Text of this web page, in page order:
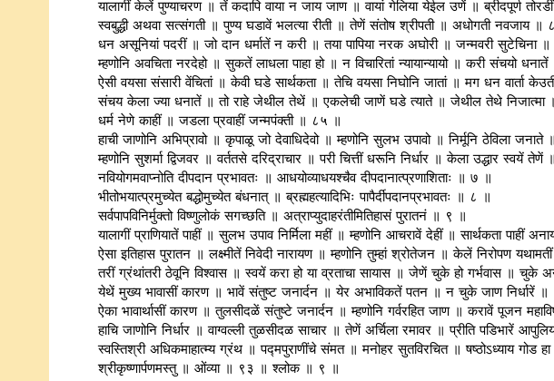
यालागीं केलें पुण्याचरण ॥ तें कदापि वाया न जाय जाण ॥ वायां गेलिया येईल उणें ॥ ब्रीदपूर्ण
स्वबुद्धी अथवा सत्संगती ॥ पुण्य घडावें भलत्या रीती ॥ तेणें संतोष श्रीपती ॥ अधोगती नवजाय ॥
धन असूनियां पदरीं ॥ जो दान धर्मातें न करी ॥ तया पापिया नरक अघोरी ॥ जन्मवरी सुटेचिना
म्हणोनि अवचिता नरदेहो ॥ सुकतें लाधला पाहा हो ॥ न विचारितां न्यायान्यायो ॥ करी संचयो
ऐसी वयसा संसारी वेंचितां ॥ केवी घडे सार्थकता ॥ तेचि वयसा निघोनि जातां ॥ मग धन वार्ता
संचय केला ज्या धनातें ॥ तो राहे जेथील तेथें ॥ एकलेची जाणें घडे त्याते ॥ जेथील तेथे
धर्म नेणे काहीं ॥ जडला प्रवाहीं जन्मपंक्‍ती ॥ ८५ ॥
हाची जाणोनि अभिप्रावो ॥ कृपाळू जो देवाधिदेवो ॥ म्हणोनि सुलभ उपावो ॥ निर्मूनि ठेविला
म्हणोनि सुशर्मा द्विजवर ॥ वर्ततसे दरिद्राचार ॥ परी चित्तीं धरूनि निर्धार ॥ केला उद्धार स्वयें
नवियोगमवाप्नोति दीपदान प्रभावतः ॥ आधयोव्याधयश्चैव दीपदानात्प्रणाशिताः ॥ ७ ॥
भीतोभयात्प्रमुच्येत बद्धोमुच्येत बंधनात् ॥ ब्रह्महत्यादिभिः पापैर्दीपदानप्रभावतः ॥ ८ ॥
सर्वपापविनिर्मुक्तो विष्णुलोकं सगच्छति ॥ अत्राप्युदाहरंतीमितिहासं पुरातनं ॥ ९ ॥
यालागीं प्राणियातें पाहीं ॥ सुलभ उपाव निर्मिला महीं ॥ म्हणोनि आचरावें देहीं ॥ सार्थकता पाहीं
ऐसा इतिहास पुरातन ॥ लक्ष्मीतें निवेदी नारायण ॥ म्हणोनि तुम्हां श्रोतेजन ॥ केलें निरोपण
तरीं ग्रंथांतरी ठेवूनि विश्वास ॥ स्वयें करा हो या व्रताचा सायास ॥ जेणें चुके हो गर्भवास ॥
येथें मुख्य भावासीं कारण ॥ भावें संतुष्ट जनार्दन ॥ येर अभाविकतें पतन ॥ न चुके जाण निर्धारें
ऐका भावार्थासीं कारण ॥ तुलसीदळें संतुष्टे जनार्दन ॥ म्हणोनि गर्वरहित जाण ॥ करावें पूजन
हाचि जाणोनि निर्धार ॥ वाग्वल्ली तुळसीदळ साचार ॥ तेणें अर्चिला रमावर ॥ प्रीति पडिभारें
स्वस्तिश्री अधिकमाहात्म्य ग्रंथ ॥ पद्मपुराणींचे संमत ॥ मनोहर सुतविरचित ॥ षष्ठोऽध्याय गोड
श्रीकृष्णार्पणमस्तु ॥ ओंव्या ॥ ९३ ॥ श्लोक ॥ ९ ॥